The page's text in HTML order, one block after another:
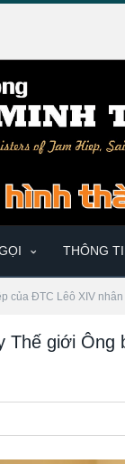
THÔNG
của ĐTC Lêô XIV
Thế giới Ông